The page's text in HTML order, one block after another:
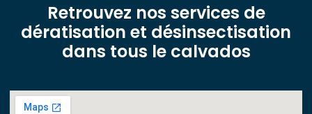
Retrouvez nos services de
dératisation et désinsectisation
dans tous le calvados